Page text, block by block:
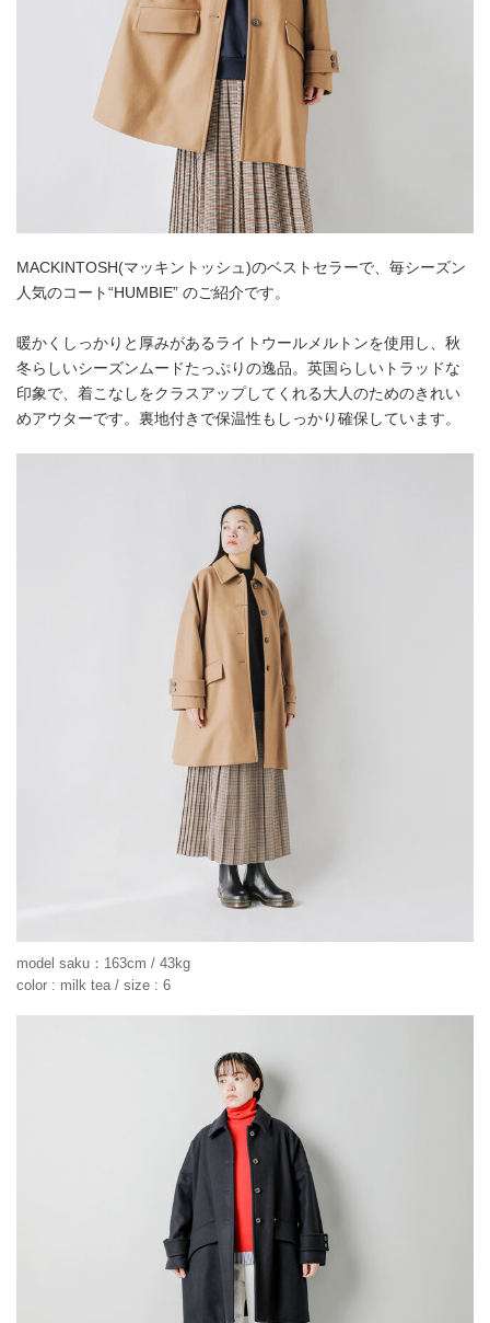
MACKINTOSH(マッキントッシュ)のベストセラーで、毎シーズン
人気のコート“HUMBIE” のご紹介です。
暖かくしっかりと厚みがあるライトウールメルトンを使用し、秋
冬らしいシーズンムードたっぷりの逸品。英国らしいトラッドな
印象で、着こなしをクラスアップしてくれる大人のためのきれい
めアウターです。裏地付きで保温性もしっかり確保しています。
model saku：163cm / 43kg
color : milk tea / size : 6